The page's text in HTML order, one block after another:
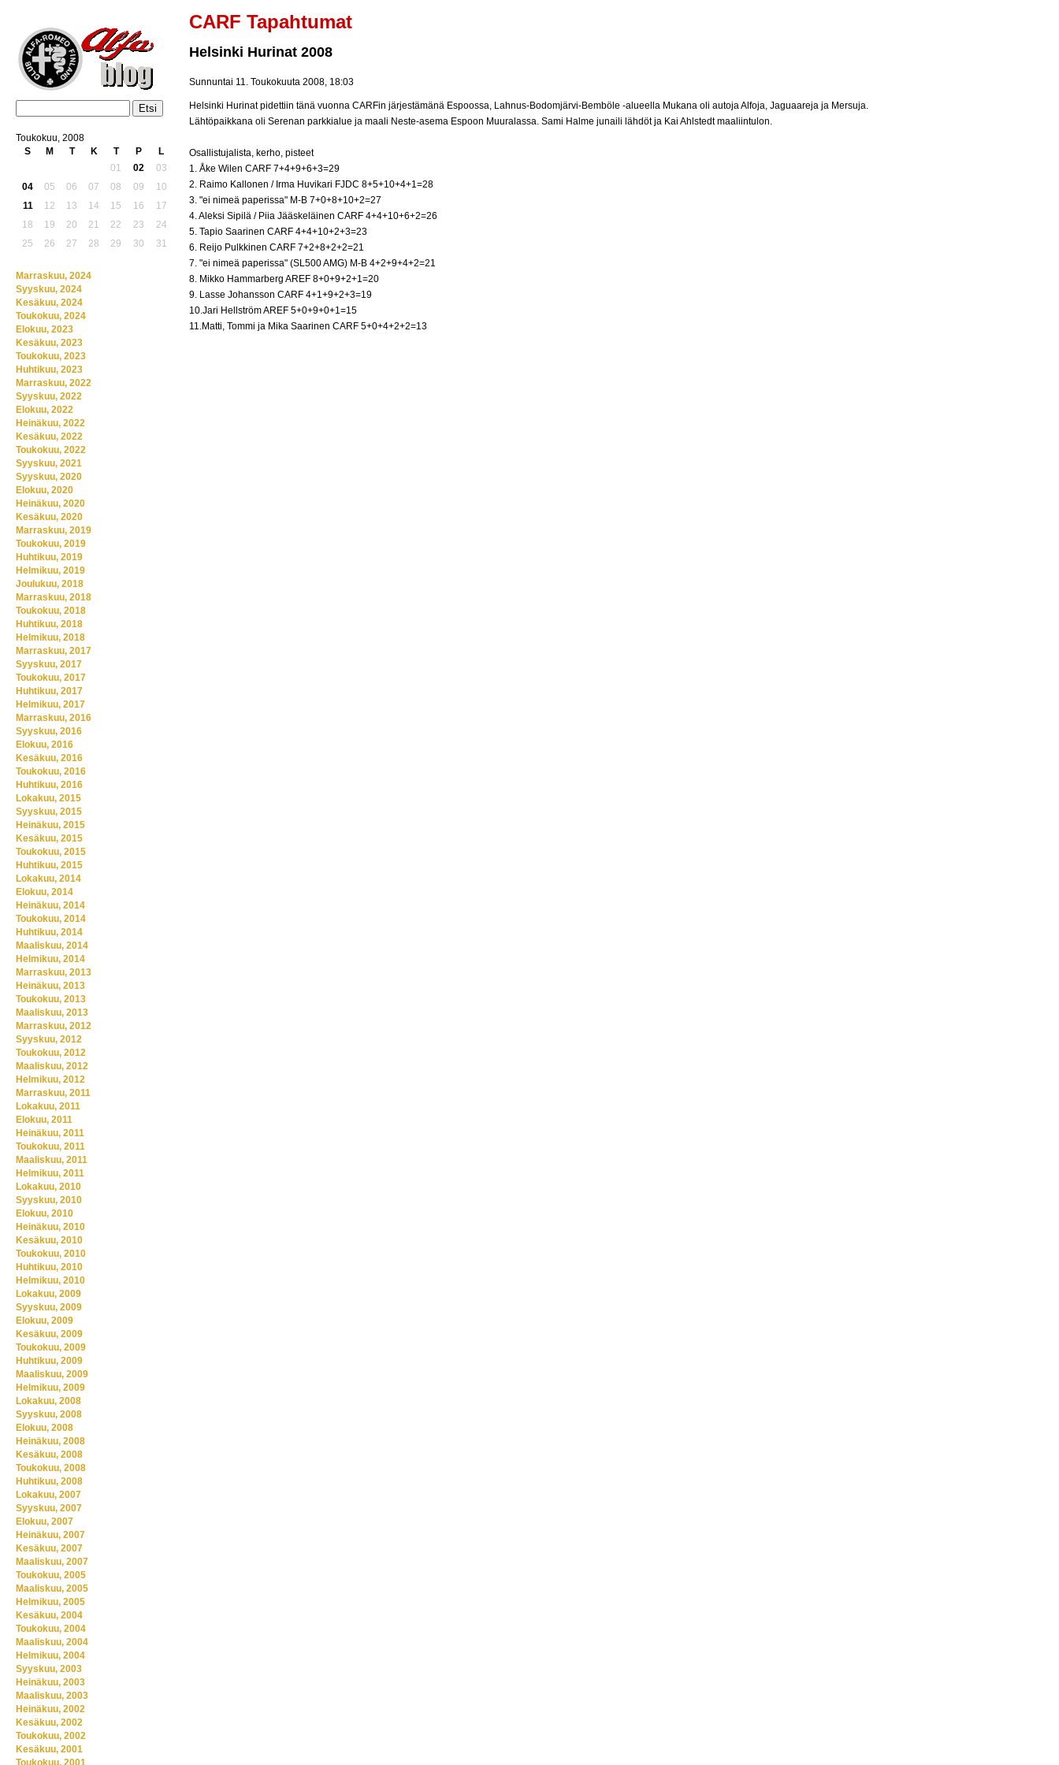
CARF Tapahtumat
Helsinki Hurinat 2008
Sunnuntai 11. Toukokuuta 2008, 18:03
Helsinki Hurinat pidettiin tänä vuonna CARFin järjestämänä Espoossa, Lahnus-Bodomjärvi-Bemböle -alueella Mukana oli autoja Alfoja, Jaguaareja ja Mersuja.
Lähtöpaikkana oli Serenan parkkialue ja maali Neste-asema Espoon Muuralassa. Sami Halme junaili lähdöt ja Kai Ahlstedt maaliintulon.
Osallistujalista, kerho, pisteet
1. Åke Wilen CARF 7+4+9+6+3=29
2. Raimo Kallonen / Irma Huvikari FJDC 8+5+10+4+1=28
3. "ei nimeä paperissa" M-B 7+0+8+10+2=27
4. Aleksi Sipilä / Piia Jääskeläinen CARF 4+4+10+6+2=26
5. Tapio Saarinen CARF 4+4+10+2+3=23
6. Reijo Pulkkinen CARF 7+2+8+2+2=21
7. "ei nimeä paperissa" (SL500 AMG) M-B 4+2+9+4+2=21
8. Mikko Hammarberg AREF 8+0+9+2+1=20
9. Lasse Johansson CARF 4+1+9+2+3=19
10.Jari Hellström AREF 5+0+9+0+1=15
11.Matti, Tommi ja Mika Saarinen CARF 5+0+4+2+2=13
Toukokuu, 2008
S
M T K T P
L
01
02
03
04
05 06 07 08 09
10
11
12 13 14 15 16
17
18
19 20 21 22 23
24
25
26 27 28 29 30 31
Marraskuu, 2024
Syyskuu, 2024
Kesäkuu, 2024
Toukokuu, 2024
Elokuu, 2023
Kesäkuu, 2023
Toukokuu, 2023
Huhtikuu, 2023
Marraskuu, 2022
Syyskuu, 2022
Elokuu, 2022
Heinäkuu, 2022
Kesäkuu, 2022
Toukokuu, 2022
Syyskuu, 2021
Syyskuu, 2020
Elokuu, 2020
Heinäkuu, 2020
Kesäkuu, 2020
Marraskuu, 2019
Toukokuu, 2019
Huhtikuu, 2019
Helmikuu, 2019
Joulukuu, 2018
Marraskuu, 2018
Toukokuu, 2018
Huhtikuu, 2018
Helmikuu, 2018
Marraskuu, 2017
Syyskuu, 2017
Toukokuu, 2017
Huhtikuu, 2017
Helmikuu, 2017
Marraskuu, 2016
Syyskuu, 2016
Elokuu, 2016
Kesäkuu, 2016
Toukokuu, 2016
Huhtikuu, 2016
Lokakuu, 2015
Syyskuu, 2015
Heinäkuu, 2015
Kesäkuu, 2015
Toukokuu, 2015
Huhtikuu, 2015
Lokakuu, 2014
Elokuu, 2014
Heinäkuu, 2014
Toukokuu, 2014
Huhtikuu, 2014
Maaliskuu, 2014
Helmikuu, 2014
Marraskuu, 2013
Heinäkuu, 2013
Toukokuu, 2013
Maaliskuu, 2013
Marraskuu, 2012
Syyskuu, 2012
Toukokuu, 2012
Maaliskuu, 2012
Helmikuu, 2012
Marraskuu, 2011
Lokakuu, 2011
Elokuu, 2011
Heinäkuu, 2011
Toukokuu, 2011
Maaliskuu, 2011
Helmikuu, 2011
Lokakuu, 2010
Syyskuu, 2010
Elokuu, 2010
Heinäkuu, 2010
Kesäkuu, 2010
Toukokuu, 2010
Huhtikuu, 2010
Helmikuu, 2010
Lokakuu, 2009
Syyskuu, 2009
Elokuu, 2009
Kesäkuu, 2009
Toukokuu, 2009
Huhtikuu, 2009
Maaliskuu, 2009
Helmikuu, 2009
Lokakuu, 2008
Syyskuu, 2008
Elokuu, 2008
Heinäkuu, 2008
Kesäkuu, 2008
Toukokuu, 2008
Huhtikuu, 2008
Lokakuu, 2007
Syyskuu, 2007
Elokuu, 2007
Heinäkuu, 2007
Kesäkuu, 2007
Maaliskuu, 2007
Toukokuu, 2005
Maaliskuu, 2005
Helmikuu, 2005
Kesäkuu, 2004
Toukokuu, 2004
Maaliskuu, 2004
Helmikuu, 2004
Syyskuu, 2003
Heinäkuu, 2003
Maaliskuu, 2003
Heinäkuu, 2002
Kesäkuu, 2002
Toukokuu, 2002
Kesäkuu, 2001
Toukokuu, 2001